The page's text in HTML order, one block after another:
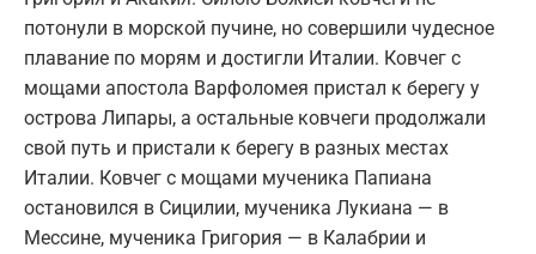
потонули в морской пучине, но совершили чудесное
плавание по морям и достигли Италии. Ковчег с
мощами апостола Варфоломея пристал к берегу у
острова Липары, а остальные ковчеги продолжали
свой путь и пристали к берегу в разных местах
Италии. Ковчег с мощами мученика Папиана
остановился в Сицилии, мученика Лукиана — в
Мессине, мученика Григория — в Калабрии и